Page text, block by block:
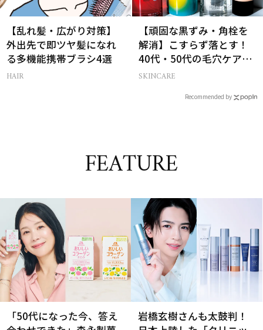
【乱れ髪・広がり対策】
外出先で即ツヤ髪になれ
る多機能携帯ブラシ4選
HAIR
【頑固な黒ずみ・角栓を
解消】こすらず落とす！
40代・50代の毛穴ケア4
選
SKINCARE
Recommended by
FEATURE
「50代になった今、答え
岩橋玄樹さんも太鼓判！